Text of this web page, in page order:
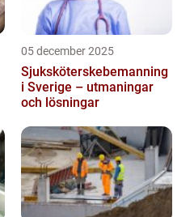
05 december 2025
Sjuksköterskebemanning
i Sverige – utmaningar
och lösningar